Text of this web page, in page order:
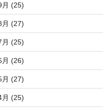
月 (25)
月 (27)
月 (25)
月 (26)
月 (27)
月 (25)